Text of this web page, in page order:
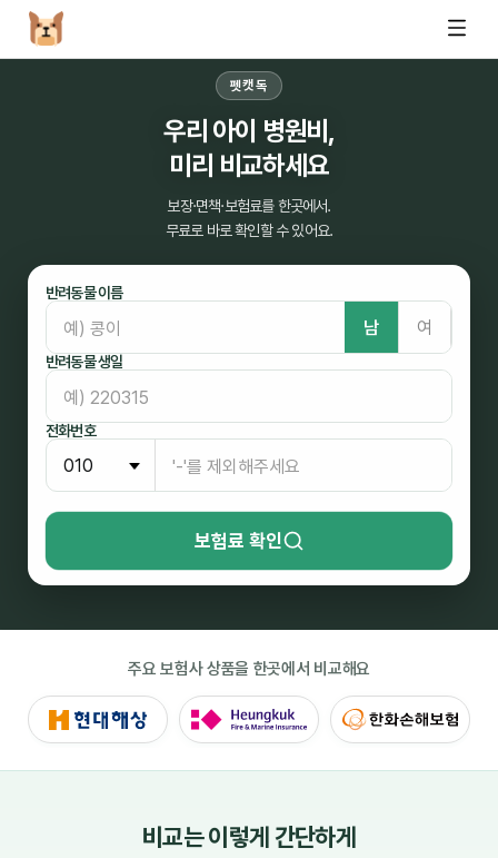
펫캣독
우리 아이 병원비,
미리 비교하세요
보장·면책·보험료를 한곳에서.
무료로 바로 확인할 수 있어요.
반려동물 이름
남 여
반려동물 생일
전화번호
보험료 확인
주요 보험사 상품을 한곳에서 비교해요
비교는 이렇게 간단하게